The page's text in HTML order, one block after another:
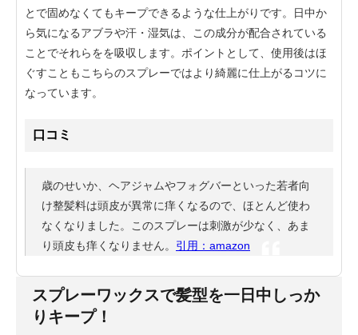
とで固めなくてもキープできるような仕上がりです。日中か
ら気になるアブラや汗・湿気は、この成分が配合されている
ことでそれらをを吸収します。ポイントとして、使用後はほ
ぐすこともこちらのスプレーではより綺麗に仕上がるコツに
なっています。
口コミ
歳のせいか、ヘアジャムやフォグバーといった若者向
け整髪料は頭皮が異常に痒くなるので、ほとんど使わ
なくなりました。このスプレーは刺激が少なく、あま
り頭皮も痒くなりません。 引用：amazon
スプレーワックスで髪型を一日中しっか
りキープ！